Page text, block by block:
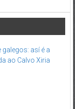
así é a
ao Calvo Xiria